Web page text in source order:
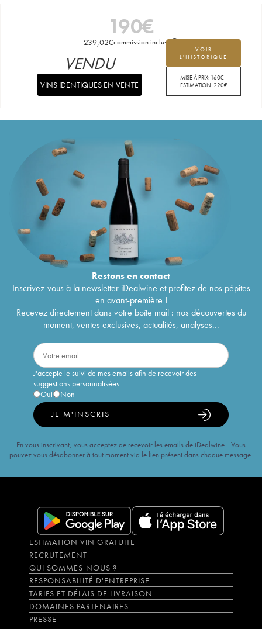
190€
239,02€commission incluse
VOIR
L'HISTORIQUE
MISE À PRIX: 160€
ESTIMATION:220€
VENDU
VINS IDENTIQUES EN VENTE
Restons encontact
Inscrivez-vous à la newsletter iDealwine et profitez de nos pépites
en avant-première !
Recevez directement dans votre boîte mail : nos découvertes du
moment, ventes exclusives, actualités, analyses...
J'accepte le suivi de mes emails afin de recevoir des
suggestions personnalisées
Oui
Non
JE M'INSCRIS
En vous inscrivant, vous acceptez de recevoir les emails de iDealwine. Vous
pouvez vous désabonner à tout moment via le lien présent dans chaque message.
ESTIMATION VIN GRATUITE
RECRUTEMENT
QUI SOMMES-NOUS ?
RESPONSABILITÉ D'ENTREPRISE
TARIFS ET DÉLAIS DE LIVRAISON
DOMAINES PARTENAIRES
PRESSE